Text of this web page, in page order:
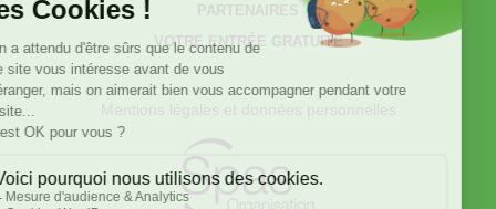
PARTENAIRES
VOTRE ENTRÉE GRATUITE
Mentions légales et données personnelles